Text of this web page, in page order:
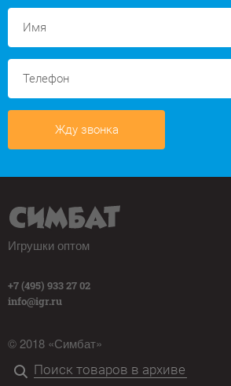
Жду звонка
Игрушки оптом
+7 (495) 933 27 02
info@igr.ru
© 2018 «Симбат»